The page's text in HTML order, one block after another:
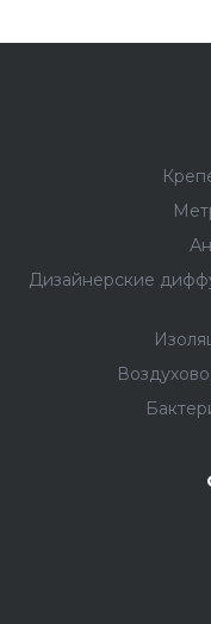
Дизайнерские